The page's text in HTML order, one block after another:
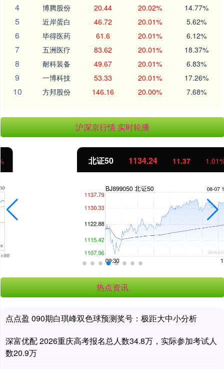
4 博腾股份 20.44 20.02% 14.77%
5 近岸蛋白 46.72 20.01% 5.62%
6 毕得医药 61.6 20.01% 6.12%
7 五洲医疗 83.62 20.01% 18.37%
8 耐科装备 49.67 20.01% 6.83%
9 一博科技 53.33 20.01% 17.26%
10 方邦股份 146.16 20.00% 7.68%
沪深京行情 实时轮播
1134.24 11.37 1.01%
热点资讯
点点盈 090期白琪峰双色球预测奖号：极距大中小分析
深富优配 2026重庆高考报名总人数34.8万，实际参加考试人
数20.9万